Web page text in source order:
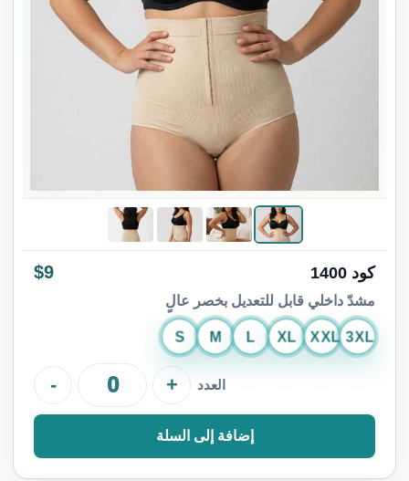
كود 1400 $9
مشدّ داخلي قابل للتعديل بخصر عالٍ
S M L XL XXL 3XL
العدد - +
إضافة إلى السلة